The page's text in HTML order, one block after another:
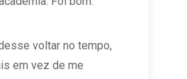
voltar no tempo,
em vez de me